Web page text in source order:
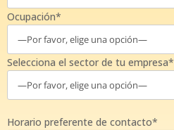
Ocupación*
Selecciona el sector de tu empresa*
Horario preferente de contacto*